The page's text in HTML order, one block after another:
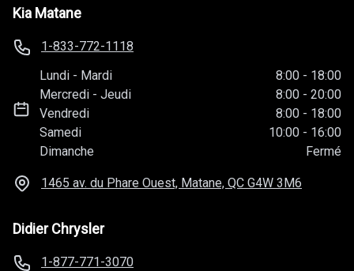
Kia Matane
1-833-772-1118
Lundi - Mardi 8:00 - 18:00
Mercredi -Jeudi 8:00 - 20:00
Vendredi
8:00 - 18:00
Samedi
10:00 - 16:00
Dimanche
Fermé
1465 av. du Phare Ouest, Matane, QC G4W 3M6
Didier Chrysler
1-877-771-3070